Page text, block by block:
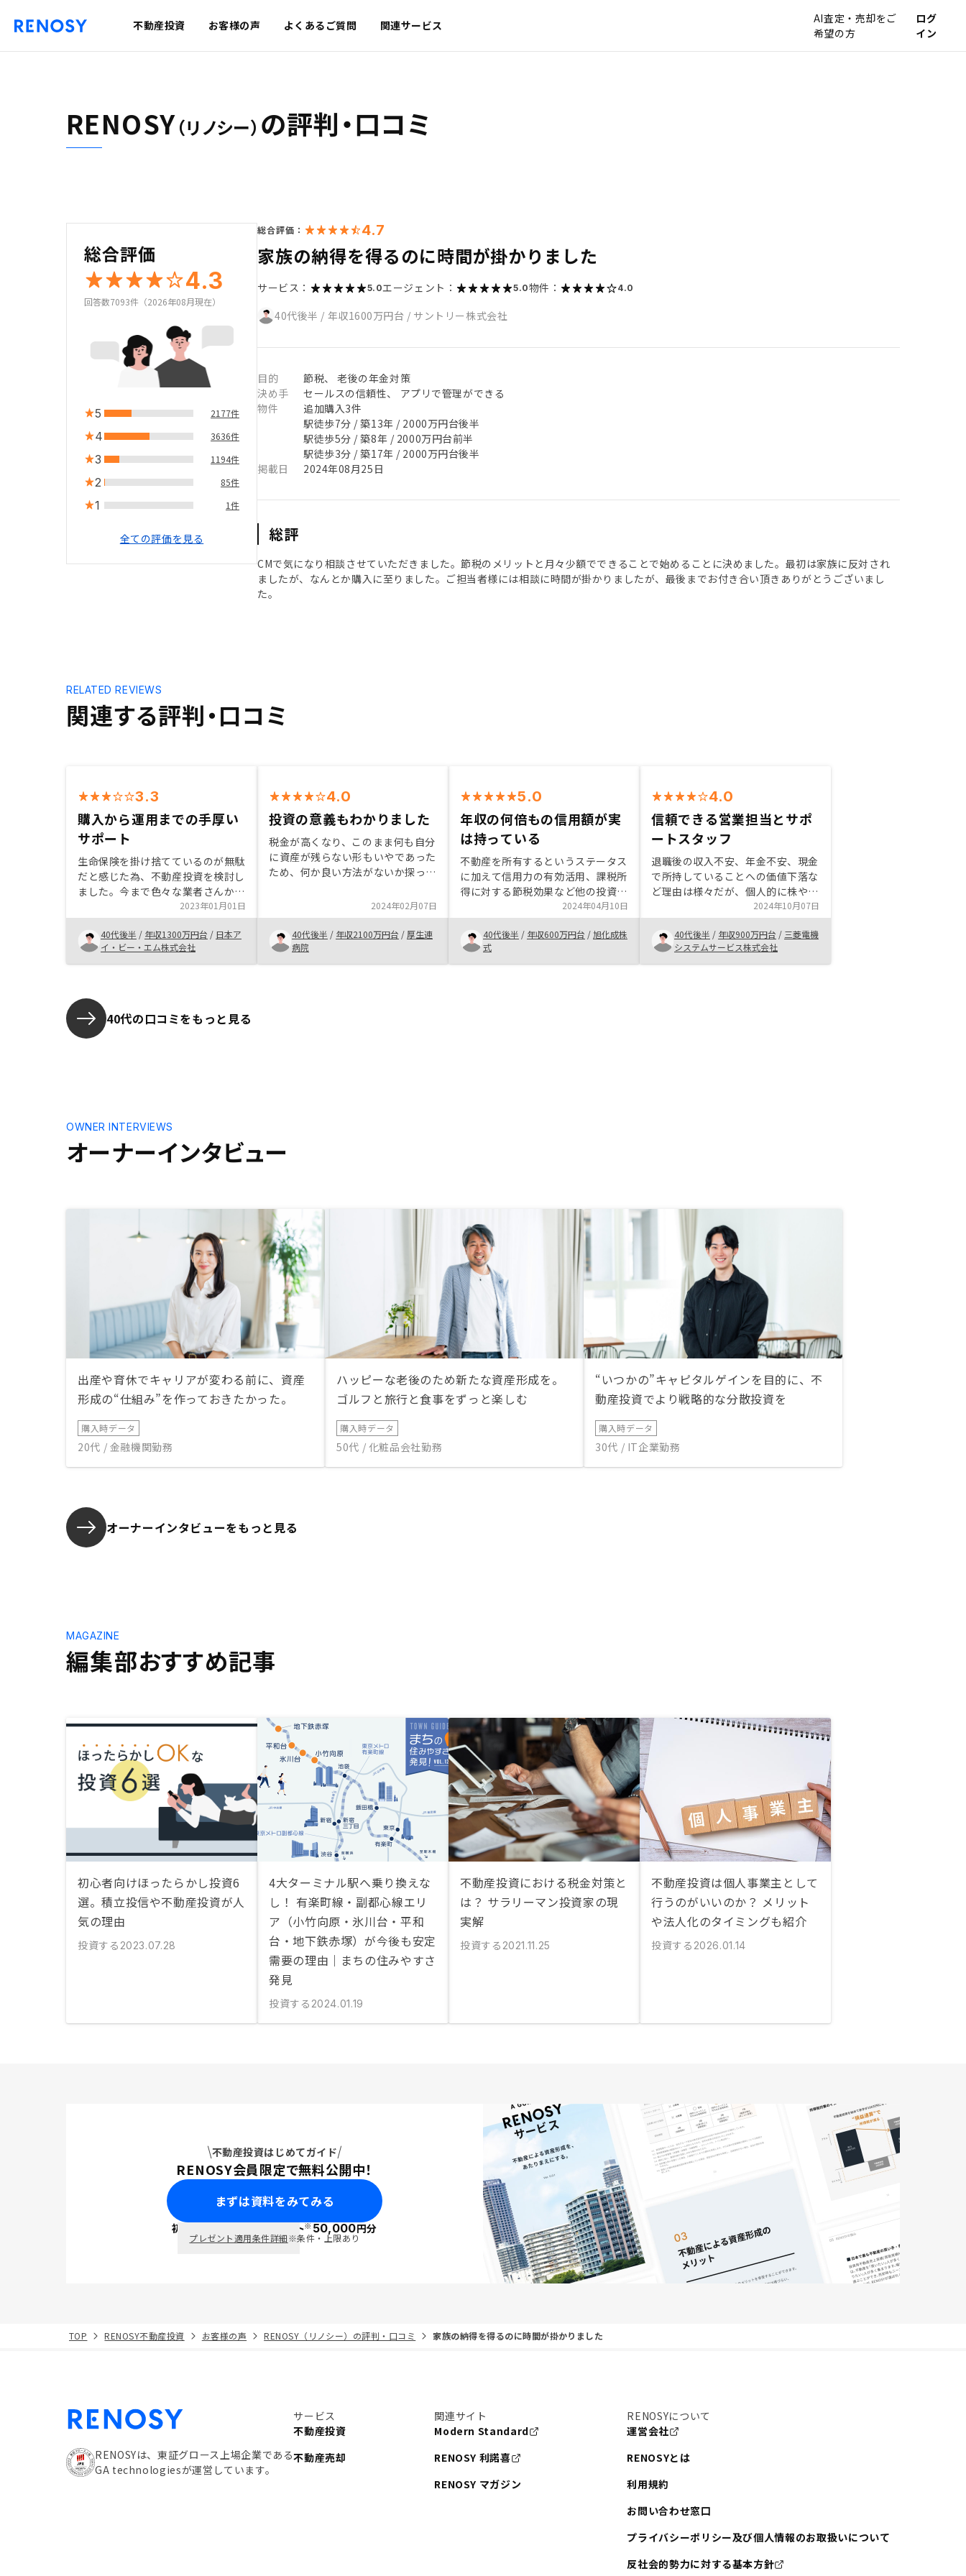
不動産投資 お客様の声 よくあるご質問 関連サービス
AI査定・売却をご
希望の方
ログ
イン
RENOSY（リノシー） の評判・口コミ
総合評価
4.3
回答数7093件（2026年08月現在）
5 2177件
4 3636件
3 1194件
2 85件
1 1件
全ての評価を見る
総合評価： 4.7
家族の納得を得るのに時間が掛かりました
サービス： 5.0エージェント： 5.0物件： 4.0
40代後半 / 年収1600万円台 / サントリー株式会社
目的
節税、 老後の年金対策
決め手
セールスの信頼性、 アプリで管理ができる
物件
追加購入3件
駅徒歩7分 / 築13年 / 2000万円台後半
駅徒歩5分 / 築8年 / 2000万円台前半
駅徒歩3分 / 築17年 / 2000万円台後半
掲載日
2024年08月25日
総評
CMで気になり相談させていただきました。節税のメリットと月々少額でできることで始めることに決めました。最初は家族に反対され
ましたが、なんとか購入に至りました。ご担当者様には相談に時間が掛かりましたが、最後までお付き合い頂きありがとうございまし
た。
関連する評判・口コミ
RELATED REVIEWS
3.3
購入から運用までの手厚い
サポート
生命保険を掛け捨てているのが無駄
だと感じた為、不動産投資を検討し
ました。今まで色々な業者さんから
携帯電話に連絡を頂きましたが、
RENOSYさんはその様な勧誘でな
く、Webでマーケティングされて
いる点が個人的には信頼出来ると思
いました。AIを活用している割に
う分析結果の提示がほとんど無い点
は少し改善の余地があると思いま
す。
2023年01月01日
40代後半 / 年収1300万円台 / 日本ア
イ・ビー・エム株式会社
4.0
投資の意義もわかりました
税金が高くなり、このまま何も自分
に資産が残らない形もいやであった
ため、何か良い方法がないか探って
スクもあるのですが この先もしば
らく賃貸生活が続くのでどうにもな
らなくなった時の不動産確保できる
点も魅力的でした
2024年02月07日
40代後半 / 年収2100万円台 / 厚生連
病院
5.0
年収の何倍もの信用額が実
は持っている
不動産を所有するというステータス
に加えて信用力の有効活用、課税所
得に対する節税効果など他の投資に
はないメリットが多いのでやらない
手はない 築古るのだれも見向き
もしない物件を扱ったらもっと跳ね
る
2024年04月10日
40代後半 / 年収600万円台 /旭化成株
式
4.0
信頼できる営業担当とサポ
ートスタッフ
退職後の収入不安、年金不安、現金
で所持していることへの価値下落な
ど理由は様々だが、個人的に株や仮
想通貨など常にウォッチしておかな
いといけない性格のものは自分の生
活のリズムに合わないと判断してお
り、中長期的な投資に興味があっ
た。営業担当の方も質問に対して概
2024年10月07日
40代後半 / 年収900万円台 / 三菱電機
システムサービス株式会社
40代の口コミをもっと見る
オーナーインタビュー
OWNER INTERVIEWS
出産や育休でキャリアが変わる前に、資産
形成の“仕組み”を作っておきたかった。
購入時データ
20代 / 金融機関勤務
ハッピーな老後のため新たな資産形成を。
ゴルフと旅行と食事をずっと楽しむ
購入時データ
50代 / 化粧品会社勤務
“いつかの”キャピタルゲインを目的に、不
動産投資でより戦略的な分散投資を
購入時データ
30代 / IT企業勤務
オーナーインタビューをもっと見る
編集部おすすめ記事
MAGAZINE
初心者向けほったらかし投資6
選。積立投信や不動産投資が人
気の理由
投資する 2023.07.28
4大ターミナル駅へ乗り換えな
し！ 有楽町線・副都心線エリ
ア（小竹向原・氷川台・平和
台・地下鉄赤塚）が今後も安定
需要の理由｜まちの住みやすさ
発見
投資する 2024.01.19
不動産投資における税金対策と
は？ サラリーマン投資家の現
実解
投資する 2021.11.25
不動産投資は個人事業主として
行うのがいいのか？ メリット
や法人化のタイミングも紹介
投資する 2026.01.14
不動産投資はじめてガイド
RENOSY会員限定で無料公開中！
まずは資料をみてみる
初回面談で ポイント※50,000円分
プレゼント適用条件詳細※条件・上限あり
TOP RENOSY不動産投資 お客様の声 RENOSY（リノシー）の評判・口コミ 家族の納得を得るのに時間が掛かりました
RENOSYは、東証グロース上場企業である
GA technologiesが運営しています。
サービス
不動産投資
不動産売却
関連サイト
Modern Standard
RENOSY 利諾喜
RENOSY マガジン
RENOSYについて
運営会社
RENOSYとは
利用規約
お問い合わせ窓口
プライバシーポリシー及び個人情報のお取扱いについて
反社会的勢力に対する基本方針